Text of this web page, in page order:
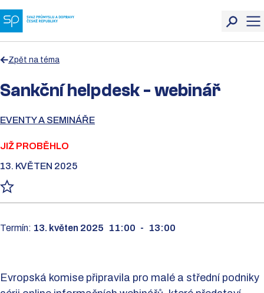
Zpět na téma
Sankční helpdesk - webinář
EVENTY A SEMINÁŘE
JIŽ PROBĚHLO
13. KVĚTEN 2025
Termín: 13. květen 2025 11:00 - 13:00
Evropská komise připravila pro malé a střední podniky